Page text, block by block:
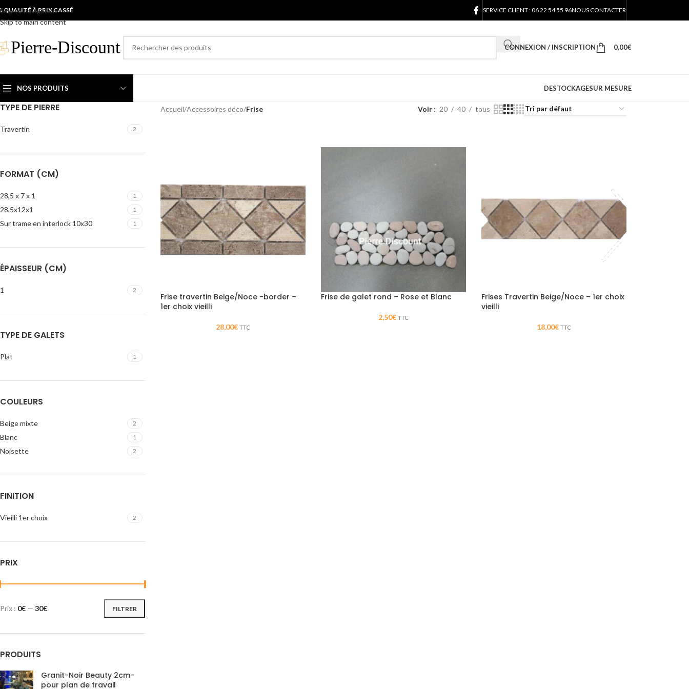
Skip to navigation
Skip to main content
QUALITÉ À PRIX CASSÉ SERVICE CLIENT : 06 22 54 55 96NOUS CONTACTER
CONNEXION / INSCRIPTION 0,00€
NOS PRODUITS DESTOCKAGESUR MESURE
TYPE DE PIERRE
Travertin 2
FORMAT (CM)
28,5 x 7 x 1 1
28,5x12x1 1
Sur trame en interlock 10x30 1
ÉPAISSEUR (CM)
1 2
TYPE DE GALETS
Plat 1
COULEURS
Beige mixte 2
Blanc 1
Noisette 2
FINITION
Vieilli 1er choix 2
PRIX
FILTRER
Prix : 0€ — 30€
PRODUITS
Granit-Noir Beauty 2cm-
pour plan de travail
Accueil/Accessoires déco/Frise Voir 20 40 tous
Frise travertin Beige/Noce -border –
1er choix vieilli
28,00€ TTC
Frise de galet rond – Rose et Blanc
2,50€ TTC
Frises Travertin Beige/Noce – 1er choix
vieilli
18,00€ TTC